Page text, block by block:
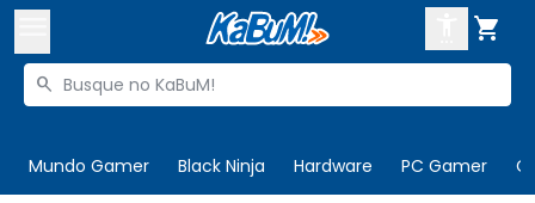

Buscar produtos

Mundo Gamer Black Ninja Hardware PC Gamer